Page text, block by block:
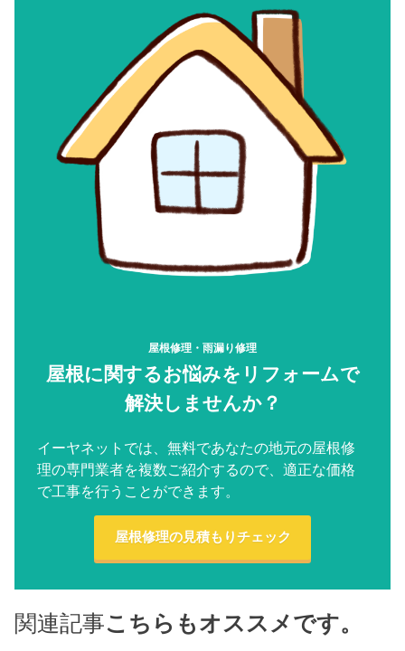
屋根修理・雨漏り修理
屋根に関するお悩みをリフォームで
解決しませんか？
イーヤネットでは、無料であなたの地元の屋根修
理の専門業者を複数ご紹介するので、適正な価格
で工事を行うことができます。
屋根修理の見積もりチェック
関連記事こちらもオススメです。